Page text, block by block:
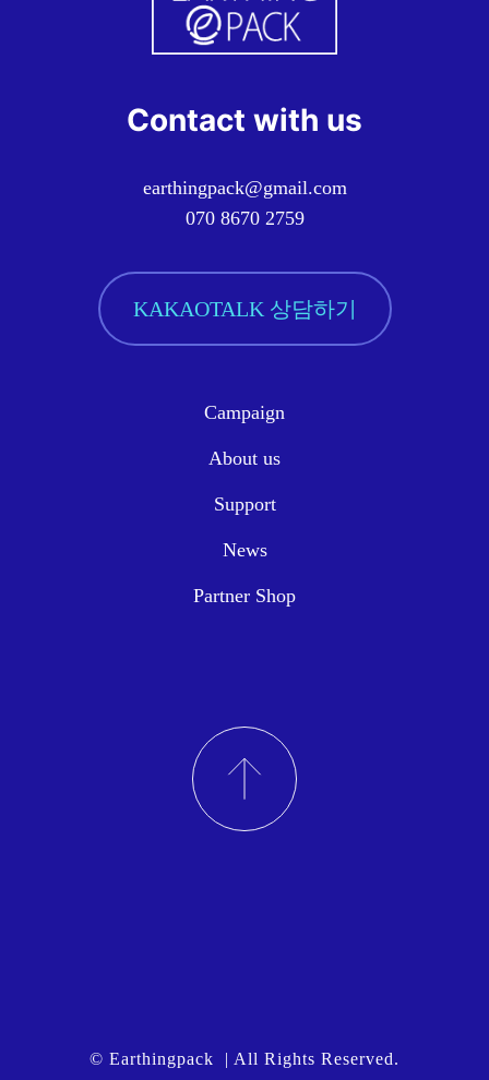
Contact with us
earthingpack@gmail.com
070 8670 2759
KAKAOTALK 상담하기
Campaign
About us
Support
News
Partner Shop
© Earthingpack | All Rights Reserved.